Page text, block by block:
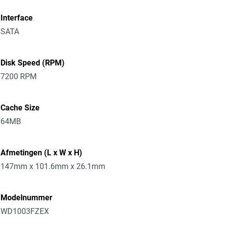
Interface
SATA
Disk Speed (RPM)
7200 RPM
Cache Size
64MB
Afmetingen (L x W x H)
147mm x 101.6mm x 26.1mm
Modelnummer
WD1003FZEX